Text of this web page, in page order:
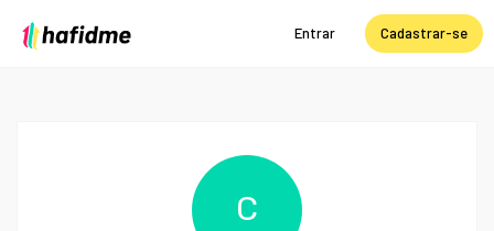
Entrar Cadastrar-se
C